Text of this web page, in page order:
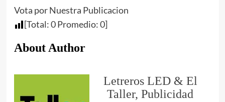
Vota por Nuestra Publicacion
[Total:0Promedio:0]
About Author
Letreros LED & El
Taller, Publicidad